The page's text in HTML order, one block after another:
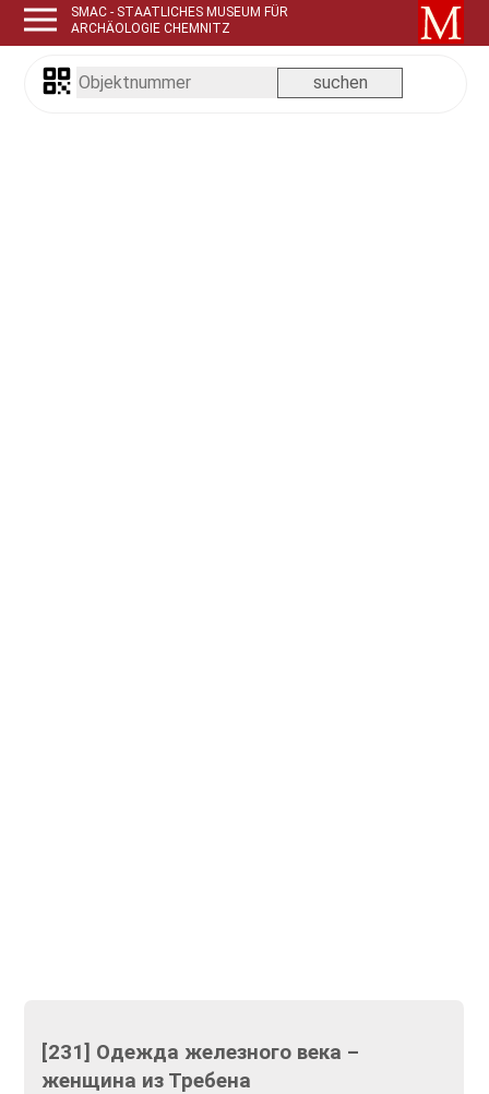
SMAC - STAATLICHES MUSEUM FÜR
ARCHÄOLOGIE CHEMNITZ
[231] Одежда железного века –
женщина из Требена